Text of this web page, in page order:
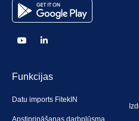
Funkcijas
Datu imports FitekIN
Apstiprināšanas darbplūsma